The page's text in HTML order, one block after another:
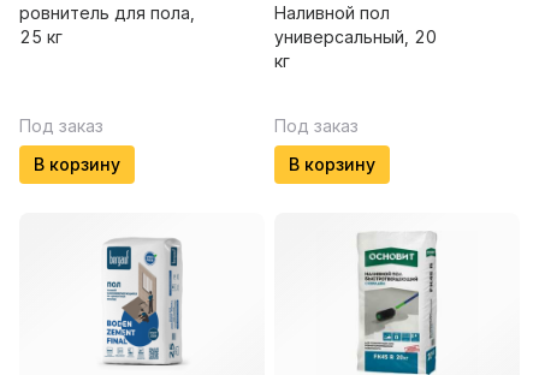
ровнитель для пола,
25 кг
Под заказ
В корзину
Наливной пол
универсальный, 20
кг
Под заказ
В корзину